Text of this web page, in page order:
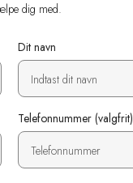
dig med.
Dit navn
Telefonnummer (valgfrit)